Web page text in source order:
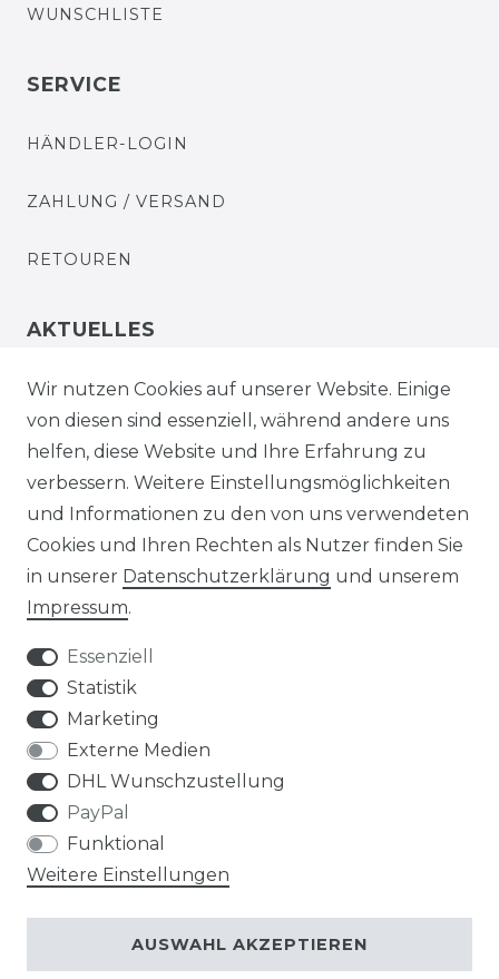
WUNSCHLISTE
SERVICE
HÄNDLER-LOGIN
ZAHLUNG / VERSAND
RETOUREN
AKTUELLES
STELLENANGEBOTE
NEWSLETTER
Impressum
AGB
VERTRAG WIDERRUFEN
Wir nutzen Cookies auf unserer Website. Einige
von diesen sind essenziell, während andere uns
helfen, diese Website und Ihre Erfahrung zu
verbessern. Weitere Einstellungsmöglichkeiten
und Informationen zu den von uns verwendeten
Cookies und Ihren Rechten als Nutzer finden Sie
in unserer Daten­schutz­erklärung und unserem
Impressum.
Essenziell
Statistik
Marketing
Externe Medien
DHL Wunschzustellung
PayPal
Funktional
Weitere Einstellungen
AUSWAHL AKZEPTIEREN